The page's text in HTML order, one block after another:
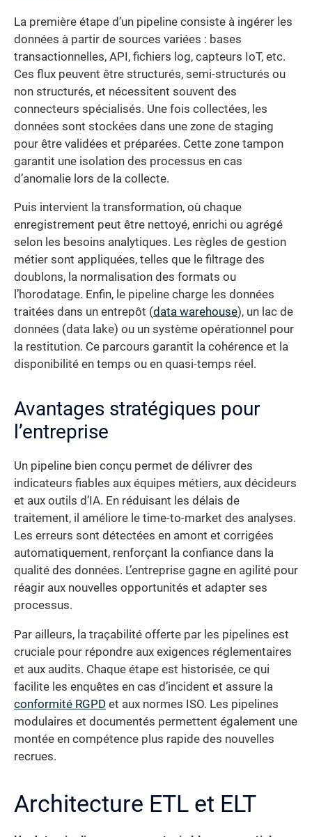
La première étape d’un pipeline consiste à ingérer les
données à partir de sources variées : bases
transactionnelles, API, fichiers log, capteurs IoT, etc.
Ces flux peuvent être structurés, semi-structurés ou
non structurés, et nécessitent souvent des
connecteurs spécialisés. Une fois collectées, les
données sont stockées dans une zone de staging
pour être validées et préparées. Cette zone tampon
garantit une isolation des processus en cas
d’anomalie lors de la collecte.
Puis intervient la transformation, où chaque
enregistrement peut être nettoyé, enrichi ou agrégé
selon les besoins analytiques. Les règles de gestion
métier sont appliquées, telles que le filtrage des
doublons, la normalisation des formats ou
l’horodatage. Enfin, le pipeline charge les données
traitées dans un entrepôt (data warehouse), un lac de
données (data lake) ou un système opérationnel pour
la restitution. Ce parcours garantit la cohérence et la
disponibilité en temps ou en quasi-temps réel.
Avantages stratégiques pour
l’entreprise
Un pipeline bien conçu permet de délivrer des
indicateurs fiables aux équipes métiers, aux décideurs
et aux outils d’IA. En réduisant les délais de
traitement, il améliore le time-to-market des analyses.
Les erreurs sont détectées en amont et corrigées
automatiquement, renforçant la confiance dans la
qualité des données. L’entreprise gagne en agilité pour
réagir aux nouvelles opportunités et adapter ses
processus.
Par ailleurs, la traçabilité offerte par les pipelines est
cruciale pour répondre aux exigences réglementaires
et aux audits. Chaque étape est historisée, ce qui
facilite les enquêtes en cas d’incident et assure la
conformité RGPD et aux normes ISO. Les pipelines
modulaires et documentés permettent également une
montée en compétence plus rapide des nouvelles
recrues.
Architecture ETL et ELT